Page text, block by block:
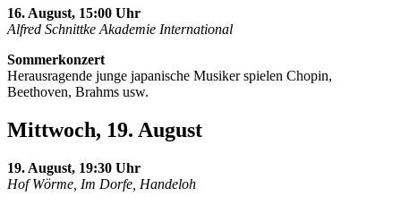
16. August, 15:00 Uhr
Alfred Schnittke Akademie International
Sommerkonzert
Herausragende junge japanische Musiker spielen Chopin,
Beethoven, Brahms usw.
Mittwoch, 19. August
19. August, 19:30 Uhr
Hof Wörme, Im Dorfe, Handeloh